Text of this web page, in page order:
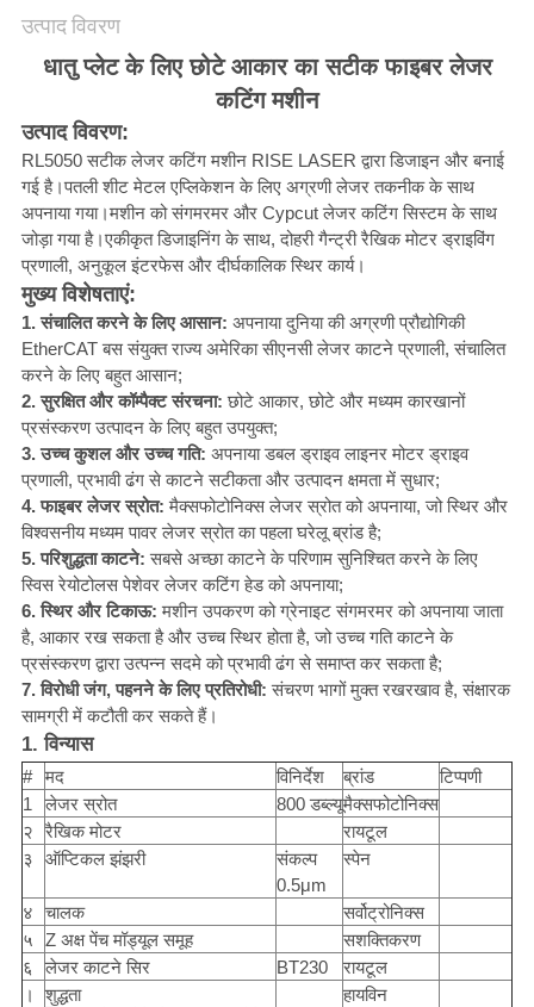
साइटमैप
PRIVACY
POLICY
उत्पाद विवरण
धातु प्लेट के लिए छोटे आकार का सटीक फाइबर लेजर
कटिंग मशीन
उत्पाद विवरण:
RL5050 सटीक लेजर कटिंग मशीन RISE LASER द्वारा डिजाइन और बनाई
गई है।पतली शीट मेटल एप्लिकेशन के लिए अग्रणी लेजर तकनीक के साथ
अपनाया गया।मशीन को संगमरमर और Cypcut लेजर कटिंग सिस्टम के साथ
जोड़ा गया है।एकीकृत डिजाइनिंग के साथ, दोहरी गैन्ट्री रैखिक मोटर ड्राइविंग
प्रणाली, अनुकूल इंटरफेस और दीर्घकालिक स्थिर कार्य।
मुख्य विशेषताएं:
1. संचालित करने के लिए आसान: अपनाया दुनिया की अग्रणी प्रौद्योगिकी
EtherCAT बस संयुक्त राज्य अमेरिका सीएनसी लेजर काटने प्रणाली, संचालित
करने के लिए बहुत आसान;
2. सुरक्षित और कॉम्पैक्ट संरचना:छोटे आकार, छोटे और मध्यम कारखानों
प्रसंस्करण उत्पादन के लिए बहुत उपयुक्त;
3. उच्च कुशल और उच्च गति: अपनाया डबल ड्राइव लाइनर मोटर ड्राइव
प्रणाली, प्रभावी ढंग से काटने सटीकता और उत्पादन क्षमता में सुधार;
4. फाइबर लेजर स्रोत: मैक्सफोटोनिक्स लेजर स्रोत को अपनाया, जो स्थिर और
विश्वसनीय मध्यम पावर लेजर स्रोत का पहला घरेलू ब्रांड है;
5. परिशुद्धता काटने: सबसे अच्छा काटने के परिणाम सुनिश्चित करने के लिए
स्विस रेयोटोलस पेशेवर लेजर कटिंग हेड को अपनाया;
6. स्थिर और टिकाऊ: मशीन उपकरण को ग्रेनाइट संगमरमर को अपनाया जाता
है, आकार रख सकता है और उच्च स्थिर होता है, जो उच्च गति काटने के
प्रसंस्करण द्वारा उत्पन्न सदमे को प्रभावी ढंग से समाप्त कर सकता है;
7. विरोधी जंग, पहनने के लिए प्रतिरोधी: संचरण भागों मुक्त रखरखाव है, संक्षारक
सामग्री में कटौती कर सकते हैं।
1. विन्यास
# मद विनिर्देश ब्रांड
टिप्पणी
1
लेजर स्रोत 800 डब्ल्यूमैक्सफोटोनिक्स
२
रैखिक मोटर
रायटूल
३
ऑप्टिकल झंझरी
संकल्प
0.5μm
स्पेन
४ चालक
सर्वोट्रोनिक्स
५
Z अक्ष पेंच मॉड्यूल समूह
सशक्तिकरण
६
लेजर काटने सिर BT230
रायटूल
।
शुद्धता हायविन